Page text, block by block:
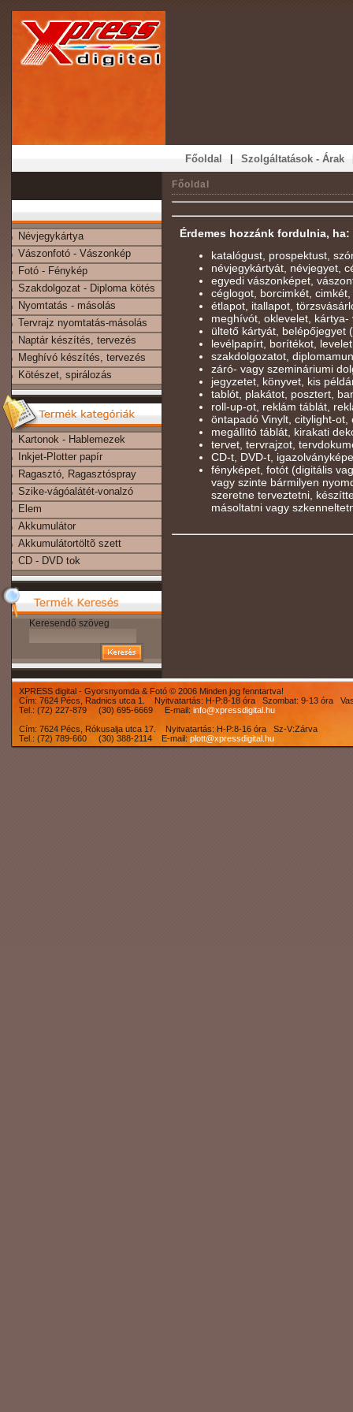
Főoldal | Szolgáltatások - Árak
Névjegykártya
Vászonfotó - Vászonkép
Fotó - Fénykép
Szakdolgozat - Diploma kötés
Nyomtatás - másolás
Tervrajz nyomtatás-másolás
Naptár készítés, tervezés
Meghívó készítés, tervezés
Kötészet, spirálozás
Kartonok - Hablemezek
Inkjet-Plotter papír
Ragasztó, Ragasztóspray
Szike-vágóalátét-vonalzó
Elem
Akkumulátor
Akkumulátortöltõ szett
CD - DVD tok
Keresendő szöveg
Főoldal
Érdemes hozzánk fordulnia, ha:
katalógust, prospektust,
névjegykártyát, névjegyet,
egyedi vászonképet,
céglogot, borcimkét,
étlapot, itallapot,
meghívót, oklevelet,
ültető kártyát, belépőjegyet
levélpapírt, borítékot,
szakdolgozatot,
záró- vagy szemináriumi
jegyzetet, könyvet, kis
tablót, plakátot, posztert,
roll-up-ot, reklám táblát,
öntapadó Vinylt, citylight-ot,
megállító táblát, kirakati
tervet, tervrajzot,
CD-t, DVD-t,
fényképet, fotót (digitális
vagy szinte bármilyen
szeretne terveztetni,
másoltatni vagy
XPRESS digital - Gyorsnyomda & Fotó © 2006 Minden jog fenntartva!
Cím: 7624 Pécs, Radnics utca 1. Nyitvatartás: H-P:8-18 óra Szombat: 9-13 óra
Tel.: (72) 227-879 (30) 695-6669 E-mail: info@xpressdigital.hu
Cím: 7624 Pécs, Rókusalja utca 17. Nyitvatartás: H-P:8-16 óra Sz-V:Zárva
Tel.: (72) 789-660 (30) 388-2114 E-mail: plott@xpressdigital.hu